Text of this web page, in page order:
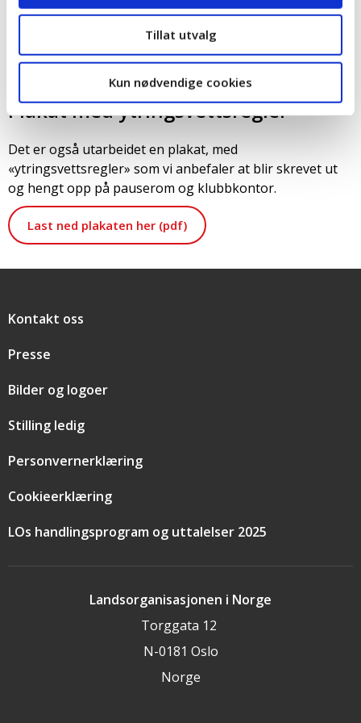
Tillat utvalg
Kun nødvendige cookies
klubbene og i partssamarbeidet.
Last ned veilederen (pdf)
Plakat med ytringsvettsregler
Det er også utarbeidet en plakat, med
«ytringsvettsregler» som vi anbefaler at blir skrevet ut
og hengt opp på pauserom og klubbkontor.
Last ned plakaten her (pdf)
Landsorganisasjonen i Norge
Torggata 12
N-0181 Oslo
Norge
Snarveier
Kontakt oss
Presse
Bilder og logoer
Stilling ledig
Personvernerklæring
Cookieerklæring
LOs handlingsprogram og uttalelser 2025